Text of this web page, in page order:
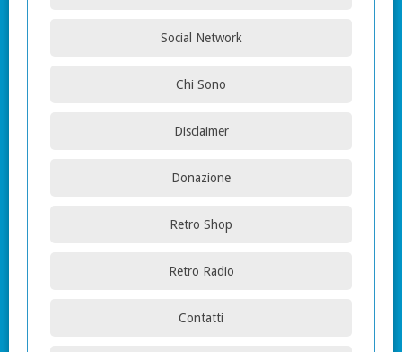
Social Network
Chi Sono
Disclaimer
Donazione
Retro Shop
Retro Radio
Contatti